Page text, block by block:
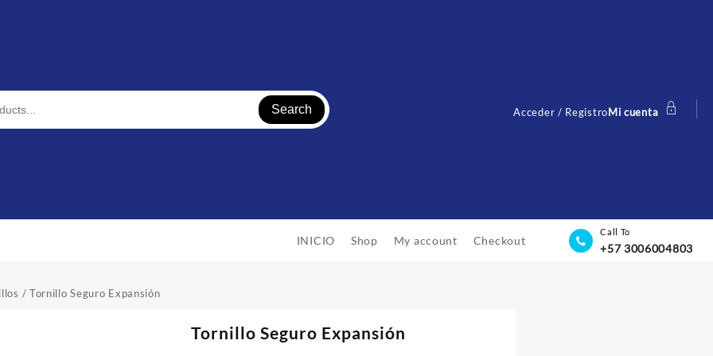
Search Acceder / RegistroMi cuenta
INICIO Shop My account Checkout
Call To
+57 3006004803
/ Tornillo Seguro Expansión
Tornillo Seguro Expansión